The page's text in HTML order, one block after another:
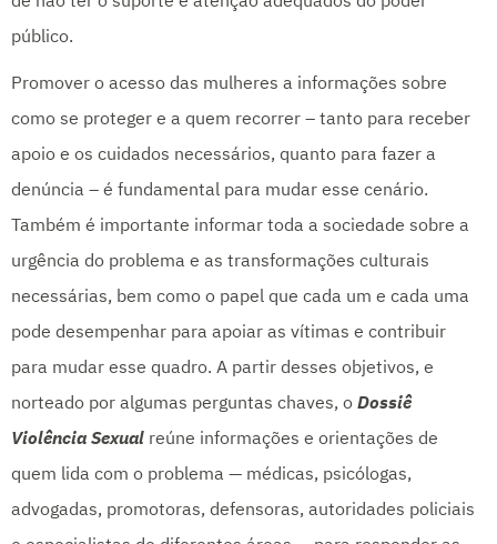
público.
Promover o acesso das mulheres a informações sobre
como se proteger e a quem recorrer – tanto para receber
apoio e os cuidados necessários, quanto para fazer a
denúncia – é fundamental para mudar esse cenário.
Também é importante informar toda a sociedade sobre a
urgência do problema e as transformações culturais
necessárias, bem como o papel que cada um e cada uma
pode desempenhar para apoiar as vítimas e contribuir
para mudar esse quadro. A partir desses objetivos, e
norteado por algumas perguntas chaves, o Dossiê
Violência Sexual reúne informações e orientações de
quem lida com o problema — médicas, psicólogas,
advogadas, promotoras, defensoras, autoridades policiais